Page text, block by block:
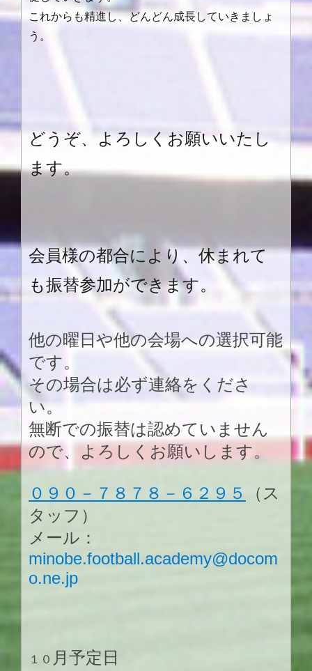
これからも精進し、どんどん成長していきましょ
う。
どうぞ、よろしくお願いいたし
ます。
会員様の都合により、休まれて
も振替参加ができます。
他の曜日や他の会場への選択可能
です。
その場合は必ず連絡をくださ
い。
無断での振替は認めていません
ので、よろしくお願いします。
０９０－７８７８－６２９５
（ス
タッフ）
メール：
minobe.football.academy@docom
o.ne.jp
１０ 月予定日